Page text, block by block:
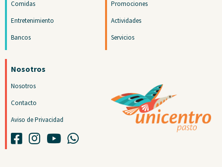
Comidas
Entretenimiento
Bancos
Promociones
Actividades
Servicios
Nosotros
Nosotros
Contacto
Aviso de Privacidad